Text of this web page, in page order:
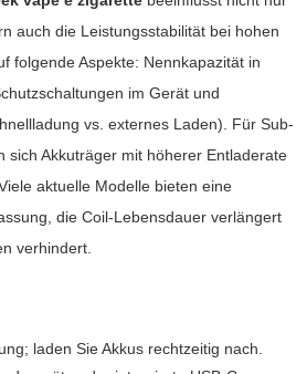
auch die Leistungsstabilität bei hohen
folgende Aspekte: Nennkapazität in
im Gerät und
vs. externes Laden). Für Sub-
sich Akkuträger mit höherer Entladerate
aktuelle Modelle bieten eine
die Coil-Lebensdauer verlängert
verhindert.
laden Sie Akkus rechtzeitig nach.